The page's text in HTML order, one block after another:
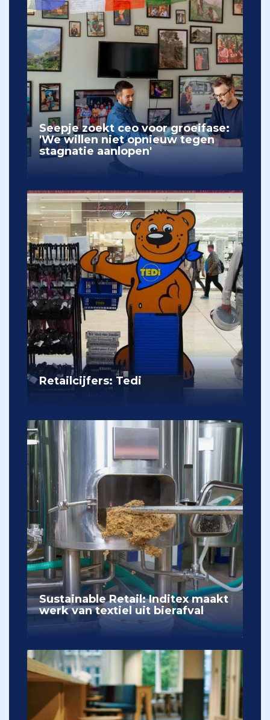
Seepje zoekt ceo voor groeifase:
'We willen niet opnieuw tegen
stagnatie aanlopen'
Retailcijfers: Tedi
Sustainable Retail: Inditex maakt
werk van textiel uit bierafval